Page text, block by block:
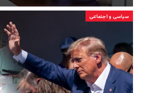
سیاسی و اجتماعی